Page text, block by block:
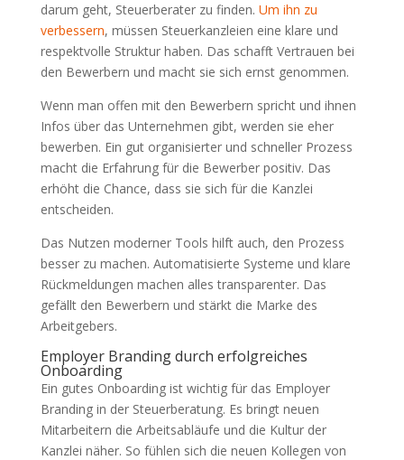
darum geht, Steuerberater zu finden. Um ihn zu
verbessern, müssen Steuerkanzleien eine klare und
respektvolle Struktur haben. Das schafft Vertrauen bei
den Bewerbern und macht sie sich ernst genommen.
Wenn man offen mit den Bewerbern spricht und ihnen
Infos über das Unternehmen gibt, werden sie eher
bewerben. Ein gut organisierter und schneller Prozess
macht die Erfahrung für die Bewerber positiv. Das
erhöht die Chance, dass sie sich für die Kanzlei
entscheiden.
Das Nutzen moderner Tools hilft auch, den Prozess
besser zu machen. Automatisierte Systeme und klare
Rückmeldungen machen alles transparenter. Das
gefällt den Bewerbern und stärkt die Marke des
Arbeitgebers.
Employer Branding durch erfolgreiches
Onboarding
Ein gutes Onboarding ist wichtig für das Employer
Branding in der Steuerberatung. Es bringt neuen
Mitarbeitern die Arbeitsabläufe und die Kultur der
Kanzlei näher. So fühlen sich die neuen Kollegen von